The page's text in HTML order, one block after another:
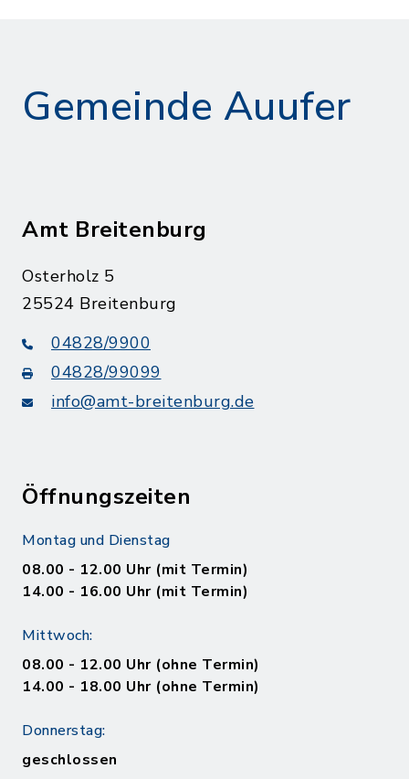
Gemeinde Auufer
Amt Breitenburg
Osterholz 5
25524 Breitenburg
04828/9900
04828/99099
info@amt-breitenburg.de
Öffnungszeiten
Montag und Dienstag
08.00 - 12.00 Uhr (mit Termin)
14.00 - 16.00 Uhr (mit Termin)
Mittwoch:
08.00 - 12.00 Uhr (ohne Termin)
14.00 - 18.00 Uhr (ohne Termin)
Donnerstag:
geschlossen